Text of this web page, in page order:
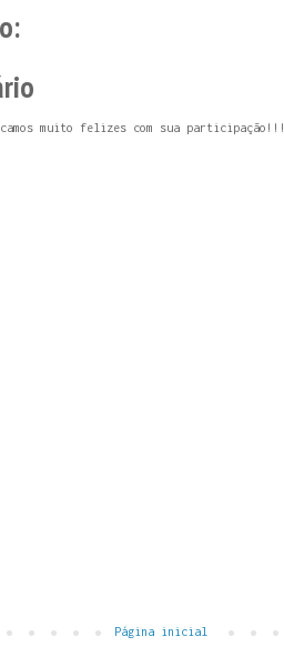
muito felizes com sua participação!!!
Página inicial